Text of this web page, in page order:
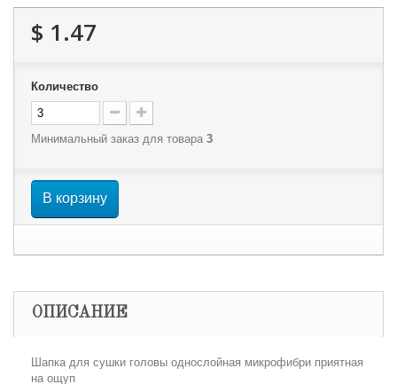
$ 1.47
Количество
Минимальный заказ для товара 3
В корзину
ОПИСАНИЕ
Шапка для сушки головы однослойная микрофибри приятная
на ощуп